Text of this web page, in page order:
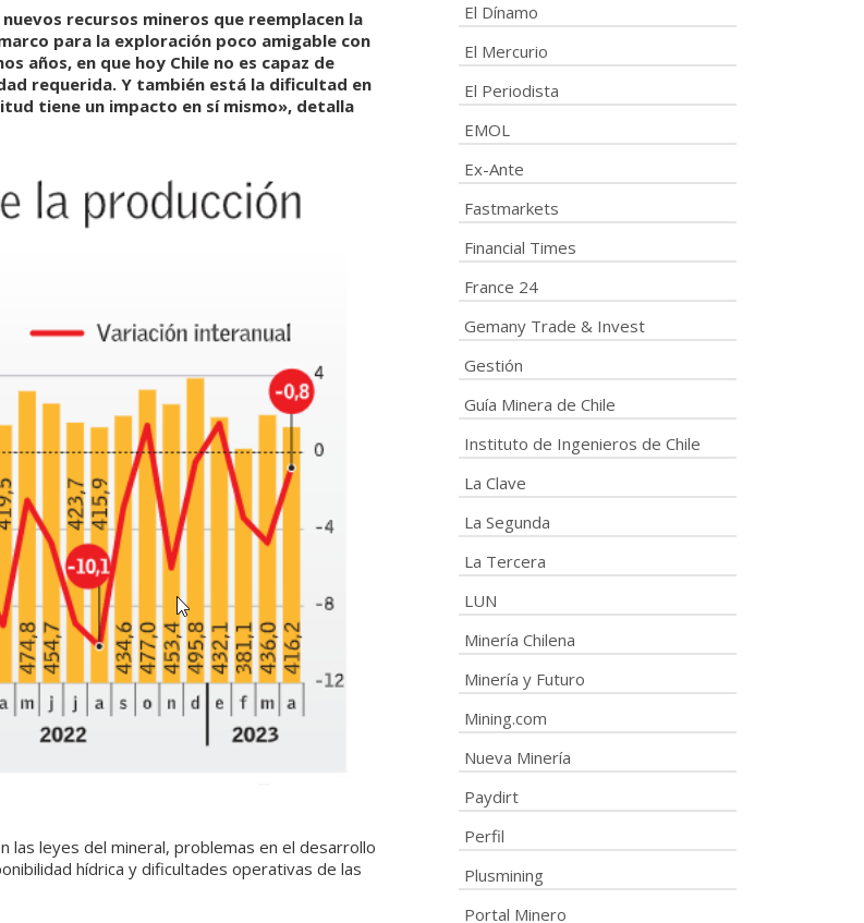
recursos mineros que reemplacen la
para la exploración poco amigable con
años, en que hoy Chile no es capaz de
requerida. Y también está la dificultad en
tiene un impacto en sí mismo», detalla
las leyes del mineral, problemas en el desarrollo
hídrica y dificultades operativas de las
El Dínamo
El Mercurio
El Periodista
EMOL
Ex-Ante
Fastmarkets
Financial Times
France 24
Gemany Trade & Invest
Gestión
Guía Minera de Chile
Instituto de Ingenieros de Chile
La Clave
La Segunda
La Tercera
LUN
Minería Chilena
Minería y Futuro
Mining.com
Nueva Minería
Paydirt
Perfil
Plusmining
Portal Minero